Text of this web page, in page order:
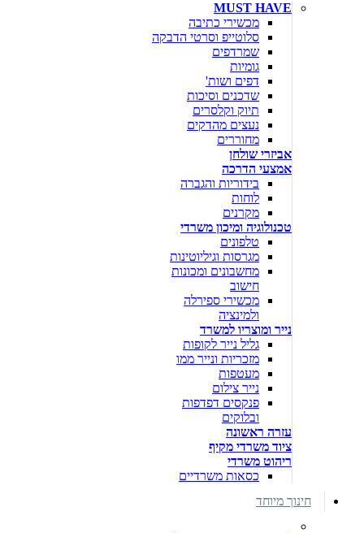
MUST HAVE
מכשירי כתיבה
סלוטייפ וסרטי הדבקה
שמרדפים
גומיות
דפים ושות'
שדכנים וסיכות
תיוק וקלסרים
נעצים מהדקים
מחוררים
אביזרי שולחן
אמצעי הדרכה
בידוריות והגברה
לוחות
מקרנים
טכנולוגיה ומיכון משרדי
טלפונים
מגרסות וגיליוטינות
מחשבונים ומכונות
חישוב
מכשירי ספירלה
ולמינציה
נייר ומוצריו למשרד
גליל נייר לקופות
מזכריות ונייר ממו
מעטפות
נייר צילום
פנקסים דפדפות
ובלוקים
עזרה ראשונה
ציוד משרדי מקיף
ריהוט משרדי
כסאות משרדיים
חינוך מיוחד